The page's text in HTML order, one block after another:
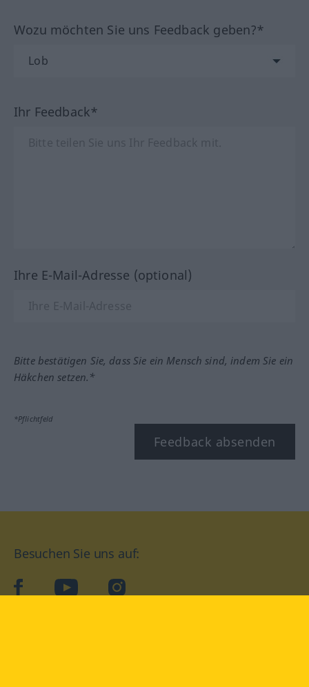
Wozu möchten Sie uns Feedback geben?*
Ihr Feedback*
Ihre E-Mail-Adresse (optional)
Bitte bestätigen Sie, dass Sie ein Mensch sind, indem Sie ein
Häkchen setzen.*
*Pflichtfeld
Feedback absenden
Besuchen Sie uns auf:
facebookYouTube Instagram